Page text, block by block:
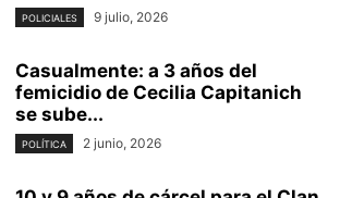
POLICIALES 9 julio, 2026
Casualmente: a 3 años del
femicidio de Cecilia Capitanich
se sube...
POLÍTICA 2 junio, 2026